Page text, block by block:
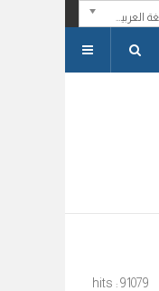
ARABIC (اللغة العربية)
hits : 91079